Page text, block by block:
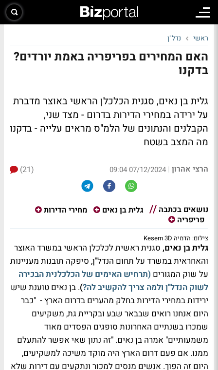
ראשי נדל"ן
האם המחירים בפריפריה באמת יורדים?
בדקנו
גלית בן נאים, סגנית הכלכלן הראשי באוצר מדברת
על ירידה במחירי הדירות בדרום - מצד שני,
הקבלנים והנתונים של הלמ"ס מראים עלייה - בדקנו
מה המצב בשטח
הרצי אהרון |
07/12/2024 09:04
(21)
נושאים בכתבה גלית בן נאים
מחירי הדירות
פריפריה
צילום: הדמיה Kesem 3D
גלית בן נאים, סגנית ראשית לכלכלן הראשי במשרד האוצר
והאחראית במשרד על תחום הנדל"ן, סיפקה תובנות מעניינות
על שוק המגורים (תרחיש האימים של הכלכלנית הבכירה
לשוק הנדל"ן ולמה צריך להקשיב לה?). בן נאים טוענת שיש
ירידות במחירי הדירות בחלק מהערים בדרום הארץ - "כבר
היום אנחנו רואים שבבאר שבע ובקריית גת, משקיעים
שמכרו בשנתיים האחרונות סופגים הפסדים מאוד
משמעותיים" אמרה בן נאים. "זה נתון שאי אפשר להתעלם
ממנו. אם פעם דרום הארץ היה מוקד משיכה למשקיעים,
היום זה הפוך. אנשים מנסים למכור ונתקעים עם דירות שלא